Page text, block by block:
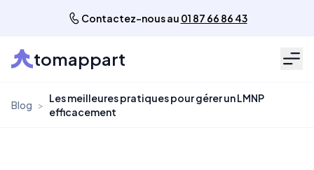
Contactez-nous au 01 87 66 86 43
tomappart
Blog >
Les meilleures pratiques pour gérer un LMNP
efficacement